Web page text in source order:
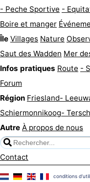
- Peche Sportive -
Boire et manger
Île Villages Nature
Saut des Wadden Mer
Infos pratiques Route -
Forum
Région Friesland-
Schiermonnikoog-
Autre À propos de nous
Contact
conditions